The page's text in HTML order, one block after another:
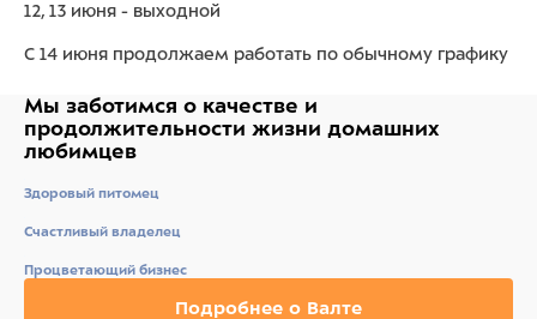
12, 13 июня - выходной
С 14 июня продолжаем работать по обычному графику
Мы заботимся о качестве и
продолжительности жизни домашних
любимцев
Здоровый питомец
Счастливый владелец
Процветающий бизнес
Подробнее о Валте